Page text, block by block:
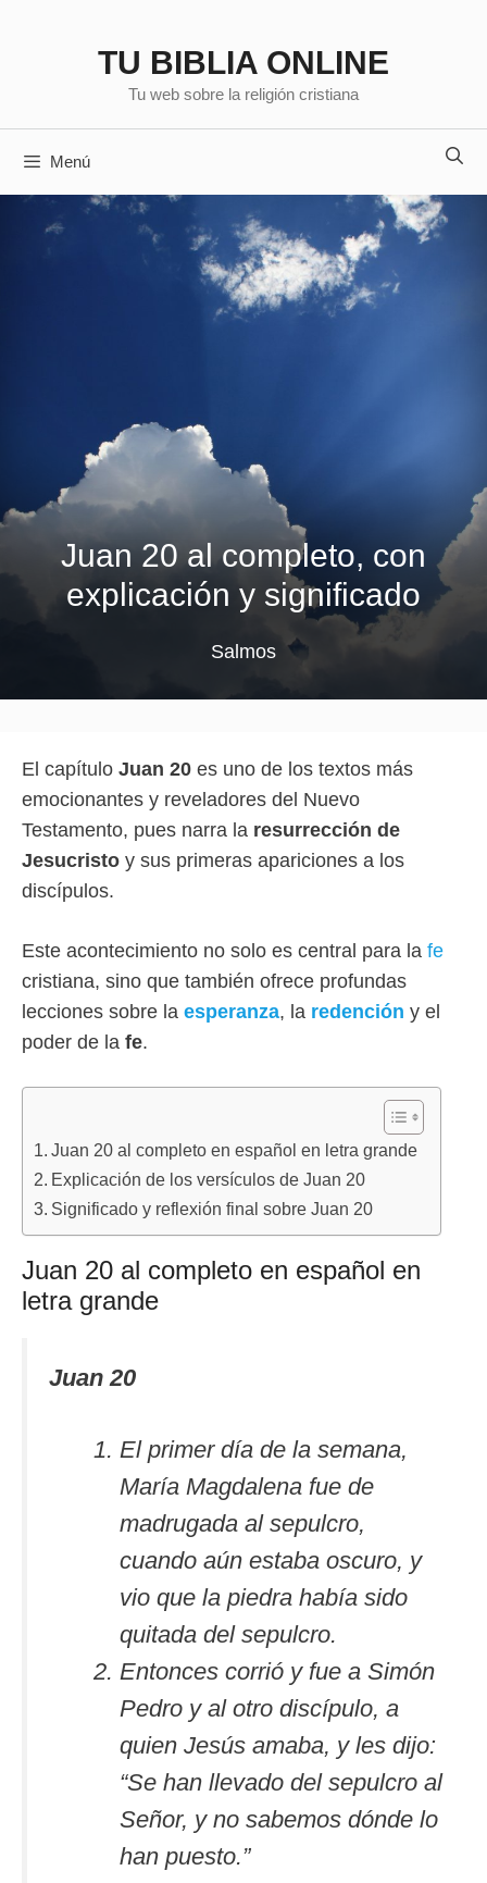
TU BIBLIA ONLINE
Tu web sobre la religión cristiana
Menú
Juan 20 al completo, con
explicación y significado
Salmos
El capítulo Juan 20 es uno de los textos más
emocionantes y reveladores del Nuevo
Testamento, pues narra la resurrección de
Jesucristo y sus primeras apariciones a los
discípulos.
Este acontecimiento no solo es central para la fe
cristiana, sino que también ofrece profundas
lecciones sobre la esperanza, la redención y el
poder de la fe.
Juan 20 al completo en español en letra grande
Explicación de los versículos de Juan 20
Significado y reflexión final sobre Juan 20
Juan 20 al completo en español en
letra grande
Juan 20
El primer día de la semana,
María Magdalena fue de
madrugada al sepulcro,
cuando aún estaba oscuro, y
vio que la piedra había sido
quitada del sepulcro.
Entonces corrió y fue a Simón
Pedro y al otro discípulo, a
quien Jesús amaba, y les dijo:
“Se han llevado del sepulcro al
Señor, y no sabemos dónde lo
han puesto.”